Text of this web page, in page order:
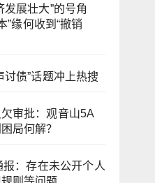
发展壮大”的号角
”缘何收到“撤销
讨债”话题冲上热搜
审批：观音山5A
局何解？
：存在未公开个人